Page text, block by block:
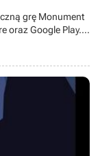
grę Monument
oraz Google Play.
pośpieszyć, bo